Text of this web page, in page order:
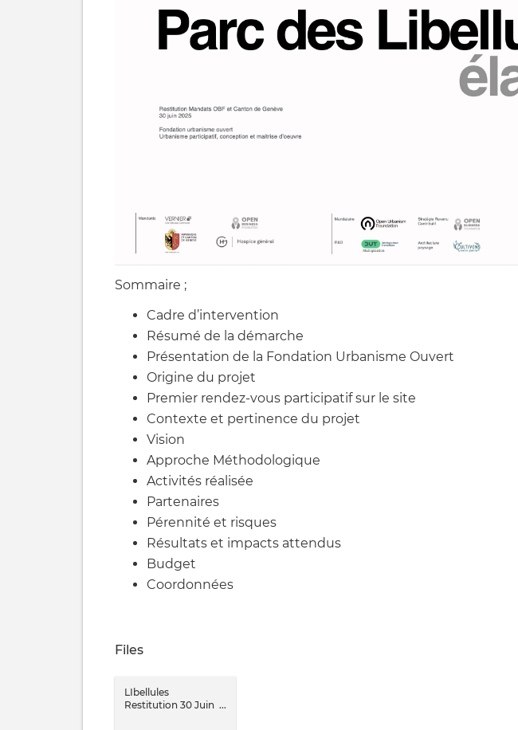
Sommaire ;
Cadre d’intervention
Résumé de la démarche
Présentation de la Fondation Urbanisme Ouvert
Origine du projet
Premier rendez-vous participatif sur le site
Contexte et pertinence du projet
Vision
Approche Méthodologique
Activités réalisée
Partenaires
Pérennité et risques
Résultats et impacts attendus
Budget
Coordonnées
Files
LIbellules
Restitution 30 Juin